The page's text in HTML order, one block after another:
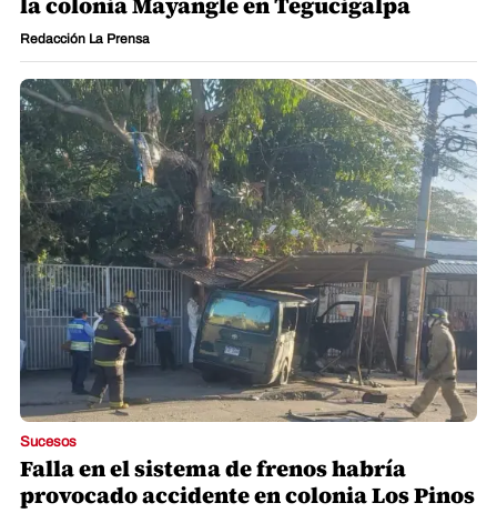
Redacción La Prensa
Sucesos
Falla en el sistema de frenos habría
provocado accidente en colonia Los Pinos